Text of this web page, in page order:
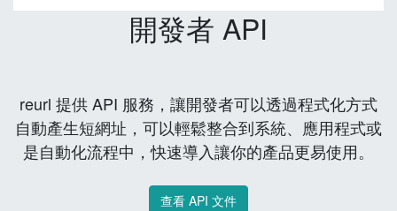
開發者 API
reurl 提供 API 服務，讓開發者可以透過程式化方式
自動產生短網址，可以輕鬆整合到系統、應用程式或
是自動化流程中，快速導入讓你的產品更易使用。
查看 API 文件